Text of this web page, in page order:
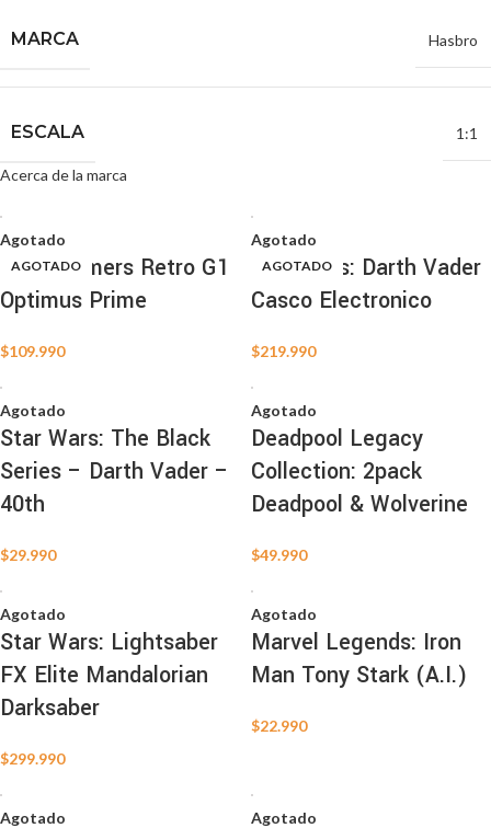
MARCA Hasbro
ESCALA 1:1
Acerca de la marca
AGOTADO
Agotado
Transformers Retro G1
Optimus Prime
$109.990
AGOTADO
Agotado
Star Wars: Darth Vader
Casco Electronico
$219.990
AGOTADO
Agotado
Star Wars: The Black
Series – Darth Vader –
40th
$29.990
AGOTADO
Agotado
Deadpool Legacy
Collection: 2pack
Deadpool & Wolverine
$49.990
AGOTADO
Agotado
Star Wars: Lightsaber
FX Elite Mandalorian
Darksaber
$299.990
AGOTADO
Agotado
Marvel Legends: Iron
Man Tony Stark (A.I.)
$22.990
AGOTADO
Agotado
AGOTADO
Agotado
AGOTADO AGOTADO
AGOTADO AGOTADO